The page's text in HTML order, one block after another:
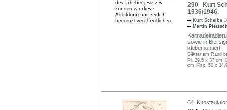
290 Kurt
1936/1946.
Kurt Scheibe
Martin
sowie in Blei
klebemontiert.
Blätter am Rand
Pl. 29,5 x 37 cm,
cm, Psp. 50 x
64.